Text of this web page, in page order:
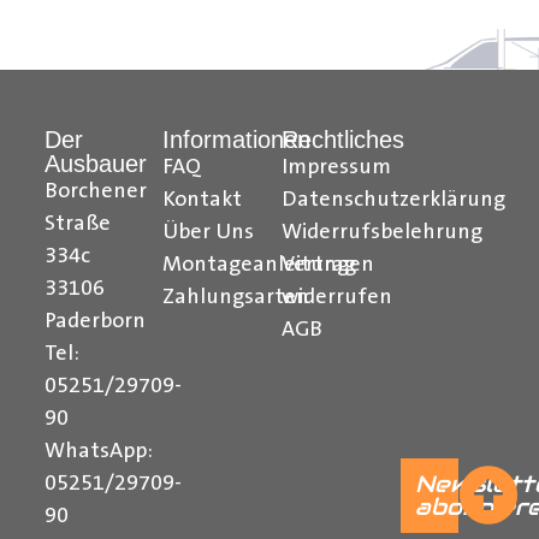
Hilfreiche Montageanleitungen und Tipps finden Sie
Ihr Team von Der Ausbauer
Der
Ausbauer
Borchener
Straße
334c
33106
Paderborn
Tel:
05251/29709-
90
WhatsApp:
05251/29709-
90
Informationen
FAQ
Kontakt
Über Uns
Montageanleitungen
Zahlungsarten
Rechtliches
Impressum
Datenschutzerklärung
Widerrufsbelehrung
Vertrag
widerrufen
AGB